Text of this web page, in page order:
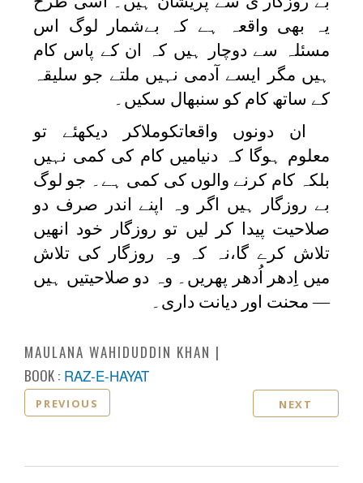
یہ بھی واقعہ ہے کہ بےشمار لوگ اس
مسئلہ سے دوچار ہیں کہ ان کے پاس کام
ہیں مگر ایسے آدمی نہیں ملتے جو سلیقہ
کے ساتھ کام کو سنبھال سکیں۔
ان دونوں واقعاتکوملاکر دیکھئے تو
معلوم ہوگا کہ دنیامیں کام کی کمی نہیں
بلکہ کام کرنے والوں کی کمی ہے۔ جو لوگ
بے روزگار ہیں اگر وہ اپنے اندر صرف دو
صلاحیت پیدا کر لیں تو روزگار خود انھیں
تلاش کرے گا،نہ کہ وہ روزگار کی تلاش
میں اِدھر اُدھر پھریں۔ وہ دو صلاحیتیں ہیں
— محنت اور دیانت داری۔
MAULANA WAHIDUDDIN KHAN
BOOK : RAZ-E-HAYAT
PREVIOUS NEXT